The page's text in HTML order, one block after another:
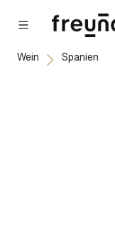
Wein Spanien